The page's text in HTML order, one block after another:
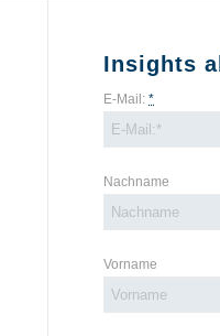
Insights
E-Mail:*
Nachname
Vorname